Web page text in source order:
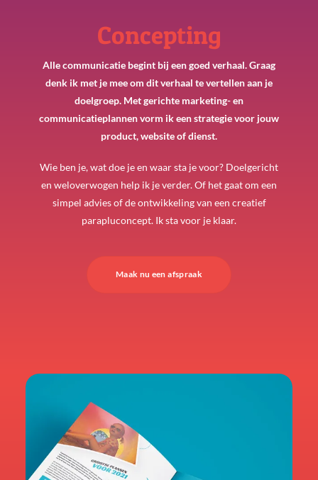
Concepting
Alle communicatie begint bij een goed verhaal. Graag
denk ik met je mee om dit verhaal te vertellen aan je
doelgroep. Met gerichte marketing- en
communicatieplannen vorm ik een strategie voor jouw
product, website of dienst.
Wie ben je, wat doe je en waar sta je voor? Doelgericht
en weloverwogen help ik je verder. Of het gaat om een
simpel advies of de ontwikkeling van een creatief
parapluconcept. Ik sta voor je klaar.
Maak nu een afspraak